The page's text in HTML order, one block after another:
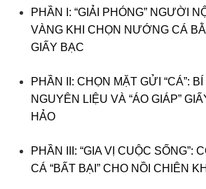
PHẦN I: “GIẢI PHÓNG” NGƯỜI
VÀNG KHI CHỌN NƯỚNG CÁ
GIẤY BẠC
PHẦN II: CHỌN MẶT GỬI “CÁ”:
NGUYÊN LIỆU VÀ “ÁO GIÁP”
HẢO
PHẦN III: “GIA VỊ CUỘC SỐNG”:
CÁ “BẤT BẠI” CHO NỒI CHIÊN